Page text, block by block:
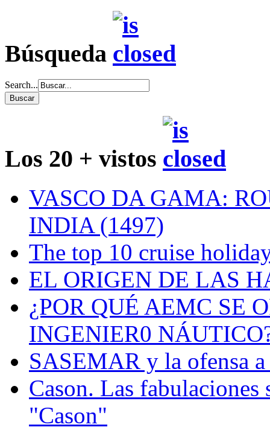
Búsqueda
Search...
Los 20 + vistos
VASCO DA GAMA:
INDIA (1497)
The top 10 cruise
EL ORIGEN DE LAS
¿POR QUÉ AEMC SE
INGENIER0
SASEMAR y la ofensa a
Cason. Las fabulaciones
"Cason"